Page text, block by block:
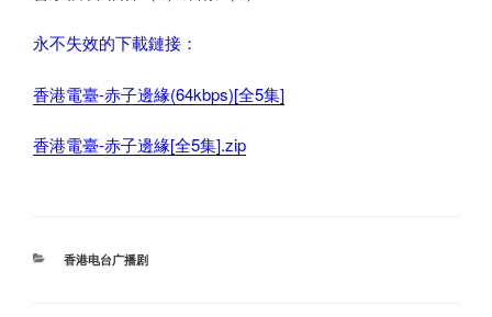
永不失效的下載鏈接：
香港電臺-赤子邊緣(64kbps)[全5集]
香港電臺-赤子邊緣[全5集].zip
分
香港电台广播剧